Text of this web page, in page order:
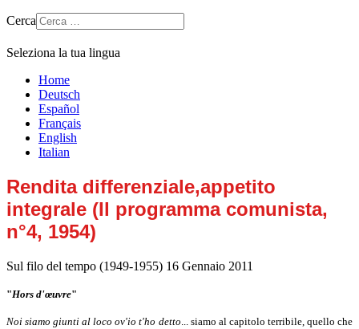
Cerca
Seleziona la tua lingua
Home
Deutsch
Español
Français
English
Italian
Rendita differenziale,appetito
integrale (Il programma comunista,
n°4, 1954)
Sul filo del tempo (1949-1955) 16 Gennaio 2011
"Hors d'œuvre"
Noi siamo giunti al loco ov'io t'ho detto... siamo al capitolo terribile, quello che